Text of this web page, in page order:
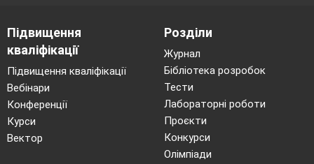
Підвищення
кваліфікації
Підвищення кваліфікації
Вебінари
Конференції
Курси
Вектор
Розділи
Журнал
Бібліотека розробок
Тести
Лабораторні роботи
Проєкти
Конкурси
Олімпіади